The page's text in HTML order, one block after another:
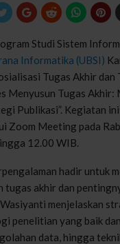
Studi Sistem
Informatika (UBSI)
Tugas Akhir dan
Menyusun Tugas
Publikasi”. Kegiatan
Zoom Meeting pada
12.00 WIB.
hadir untuk
tugas akhir dan
menjelaskan
penelitian yang baik
data, hingga